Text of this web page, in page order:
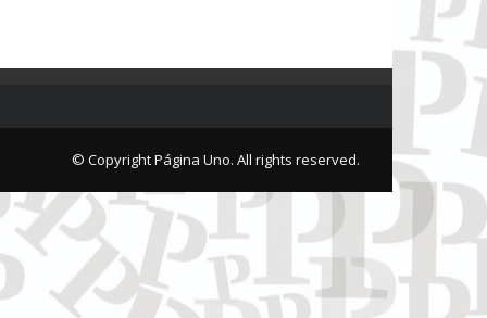
© Copyright Página Uno. All rights reserved.